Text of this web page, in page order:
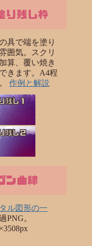
り残し枠
具で端を塗り
囲気。スクリ
算、覆い焼き
きます。A4程
作例と解説
残し１
残し２
ン曲線
ル図形の一
PNG。